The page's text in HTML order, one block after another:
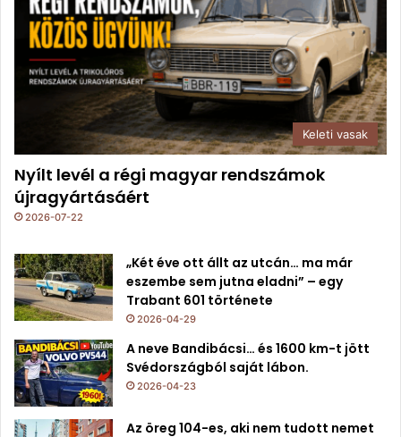
Keleti vasak
Nyílt levél a régi magyar rendszámok
újragyártásáért
2026-07-22
„Két éve ott állt az utcán… ma már
eszembe sem jutna eladni” – egy
Trabant 601 története
2026-04-29
A neve Bandibácsi… és 1600 km-t jött
Svédországból saját lábon.
2026-04-23
Az öreg 104-es, aki nem tudott nemet